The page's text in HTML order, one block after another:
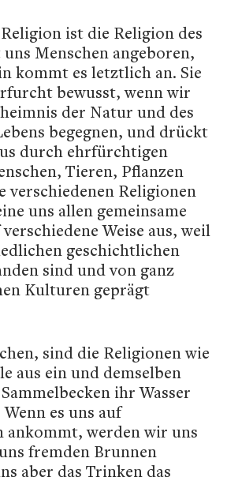
ist die Religion des
Menschen angeboren,
kommt es letztlich an. Sie
bewusst, wenn wir
der Natur und des
begegnen, und drückt
durch ehrfürchtigen
Tieren, Pflanzen
verschiedenen Religionen
uns allen gemeinsame
Weise aus, weil
geschichtlichen
sind und von ganz
Kulturen geprägt
sind die Religionen wie
aus ein und demselben
ihr Wasser
es uns auf
ankommt, werden wir uns
fremden Brunnen
aber das Trinken das